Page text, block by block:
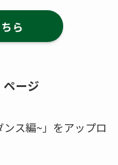
ら
ページ
ンス編~」をアップロ